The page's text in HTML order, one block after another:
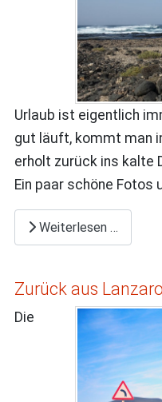
Urlaub ist eigentlich
gut läuft, kommt man
erholt zurück ins kalte
Ein paar schöne Fotos
Weiterlesen …
Zurück aus
Die